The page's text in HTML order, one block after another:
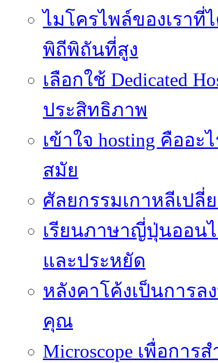
ไมโครไพล์ของเรา
พิถีพิถันที่สูง
เลือกใช้ Dedicated
ประสิทธิภาพ
เข้าใจ hosting คืออ
สมัย
ศัลยกรรมเกาหลีเปลี่
เรียนภาษาญี่ปุ่นออน
และประหยัด
หลังคาโค้งเป็นการ
คุณ
Microscope เพื่อกา